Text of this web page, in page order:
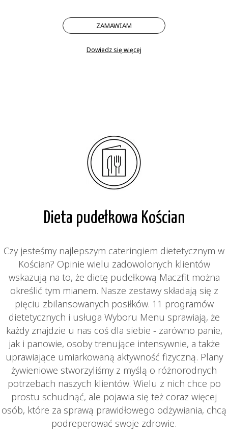
ZAMAWIAM
Dowiedz się więcej
Dieta pudełkowa Kościan
Czy jesteśmy najlepszym cateringiem dietetycznym w
Kościan? Opinie wielu zadowolonych klientów
wskazują na to, że dietę pudełkową Maczfit można
określić tym mianem. Nasze zestawy składają się z
pięciu zbilansowanych posiłków. 11 programów
dietetycznych i usługa Wyboru Menu sprawiają, że
każdy znajdzie u nas coś dla siebie - zarówno panie,
jak i panowie, osoby trenujące intensywnie, a także
uprawiające umiarkowaną aktywność fizyczną. Plany
żywieniowe stworzyliśmy z myślą o różnorodnych
potrzebach naszych klientów. Wielu z nich chce po
prostu schudnąć, ale pojawia się też coraz więcej
osób, które za sprawą prawidłowego odżywiania, chcą
podreperować swoje zdrowie.